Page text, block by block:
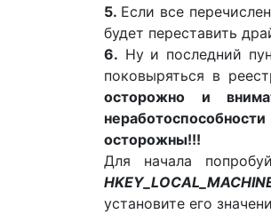
5. Если все
будет переставить
6. Ну и последний
поковыряться в
осторожно и
осторожны!!!
Для начала
установите его